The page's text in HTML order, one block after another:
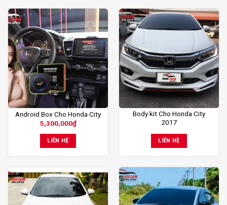
Android Box Cho Honda City
5,300,000₫
LIÊN HỆ
Body kit Cho Honda City
2017
LIÊN HỆ